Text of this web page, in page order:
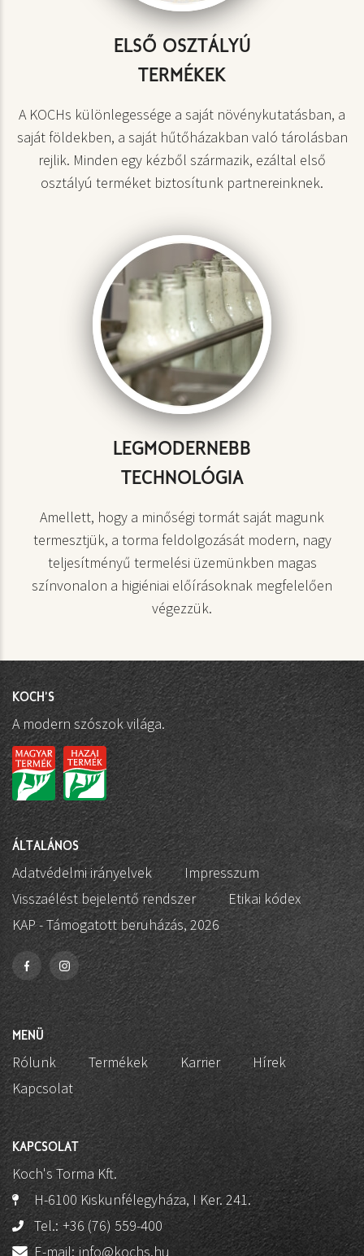
ELSŐ OSZTÁLYÚ
TERMÉKEK
A KOCHs különlegessége a saját növénykutatásban, a
saját földekben, a saját hűtőházakban való tárolásban
rejlik. Minden egy kézből származik, ezáltal első
osztályú terméket biztosítunk partnereinknek.
LEGMODERNEBB
TECHNOLÓGIA
Amellett, hogy a minőségi tormát saját magunk
termesztjük, a torma feldolgozását modern, nagy
teljesítményű termelési üzemünkben magas
színvonalon a higiéniai előírásoknak megfelelően
végezzük.
KOCH'S
A modern szószok világa.
ÁLTALÁNOS
Adatvédelmi irányelvek
Impresszum
Visszaélést bejelentő rendszer
Etikai kódex
KAP - Támogatott beruházás, 2026
MENÜ
Rólunk Termékek Karrier
Hírek
Kapcsolat
KAPCSOLAT
Koch's Torma Kft.
H-6100 Kiskunfélegyháza, I Ker. 241.
Tel.: +36 (76) 559-400
E-mail: info@kochs.hu